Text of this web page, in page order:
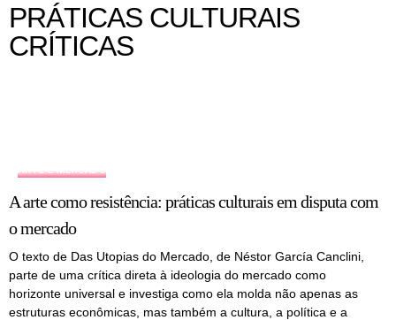
PRÁTICAS CULTURAIS
CRÍTICAS
ARTE E MERCADO
A arte como resistência: práticas culturais em disputa com
o mercado
O texto de Das Utopias do Mercado, de Néstor García Canclini,
parte de uma crítica direta à ideologia do mercado como
horizonte universal e investiga como ela molda não apenas as
estruturas econômicas, mas também a cultura, a política e a